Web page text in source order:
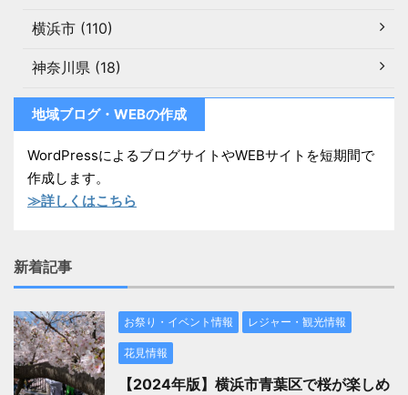
横浜市 (110)
神奈川県 (18)
地域ブログ・WEBの作成
WordPressによるブログサイトやWEBサイトを短期間で
作成します。
≫詳しくはこちら
新着記事
お祭り・イベント情報 レジャー・観光情報
花見情報
【2024年版】横浜市青葉区で桜が楽しめ